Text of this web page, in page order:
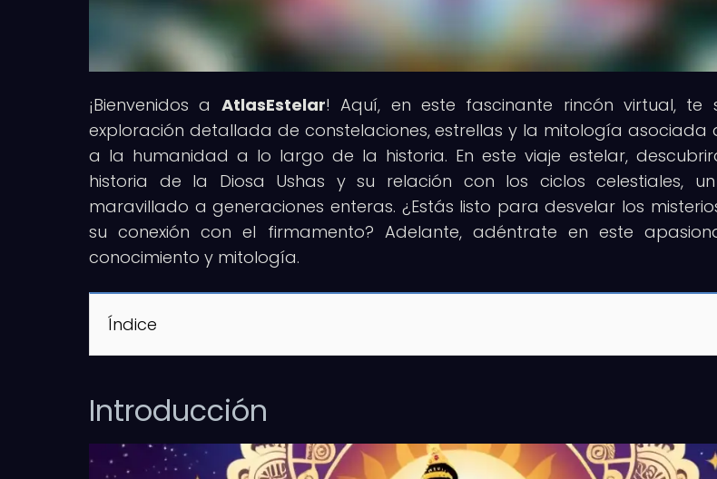
¡Bienvenidos a AtlasEstelar! Aquí, en este fascinante rincón virtual, te
exploración detallada de constelaciones, estrellas y la mitología asociada
a la humanidad a lo largo de la historia. En este viaje estelar,
historia de la Diosa Ushas y su relación con los ciclos celestiales,
maravillado a generaciones enteras. ¿Estás listo para desvelar los
su conexión con el firmamento? Adelante, adéntrate en este
conocimiento y mitología.
Índice
Introducción